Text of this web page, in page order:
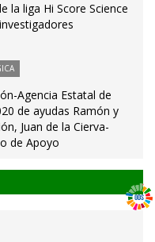
la liga Hi Score Science
Agencia Estatal de
de ayudas Ramón y
Juan de la Cierva-
de Apoyo